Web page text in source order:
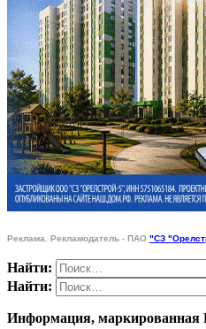
Реклама. Рекламодатель - ПАО "СЗ
Найти:
Найти:
Информация, маркированная